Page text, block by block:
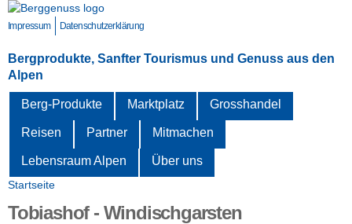
zum
Impressum Datenschutzerklärung
Bergprodukte, Sanfter Tourismus und Genuss aus den
Alpen
Berg-Produkte Marktplatz Grosshandel
Reisen Partner Mitmachen
Lebensraum Alpen Über uns
Sie sind hier
Startseite
Tobiashof - Windischgarsten